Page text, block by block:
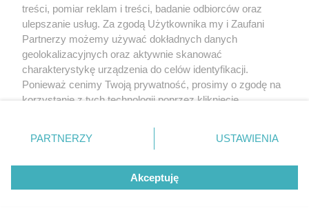
treści, pomiar reklam i treści, badanie odbiorców oraz
ulepszanie usług. Za zgodą Użytkownika my i Zaufani
Partnerzy możemy używać dokładnych danych
geolokalizacyjnych oraz aktywnie skanować
charakterystykę urządzenia do celów identyfikacji.
Ponieważ cenimy Twoją prywatność, prosimy o zgodę na
korzystanie z tych technologii poprzez kliknięcie
zmienić/wycofać klikając przycisk ustawień prywatności
znajdujący się w lewym dolnym rogu strony
rodzaje przetwarzania danych nie wymagają zgody
użytkownika, ale masz prawo sprzeciwić się takiemu
przetwarzaniu. Preferencje będą miały zastosowanie tylko
PARTNERZY USTAWIENIA
Akceptuję